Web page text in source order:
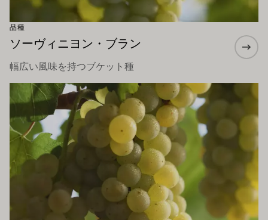
品種
ソーヴィニヨン・ブラン
幅広い風味を持つブケット種
もっと詳しく